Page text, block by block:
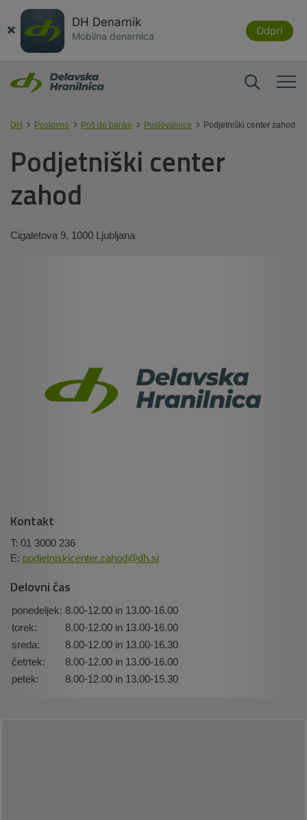
× DH Denarnik
Mobilna denarnica Odpri
DH Poslovno Poti do banke Poslovalnice Podjetniški center zahod
Podjetniški center
zahod
Cigaletova 9, 1000 Ljubljana
Kontakt
T: 01 3000 236
E: podjetniskicenter.zahod@dh.si
Delovni čas
ponedeljek: 8.00-12.00 in 13.00-16.00
torek:
8.00-12.00 in 13.00-16.00
sreda:
8.00-12.00 in 13.00-16.30
četrtek:
8.00-12.00 in 13.00-16.00
petek:
8.00-12.00 in 13.00-15.30